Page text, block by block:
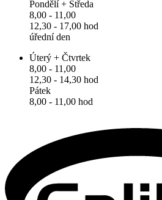
Pondělí + Středa
8,00 - 11,00
12,30 - 17,00 hod
úřední den
Úterý + Čtvrtek
8,00 - 11,00
12,30 - 14,30 hod
Pátek
8,00 - 11,00 hod